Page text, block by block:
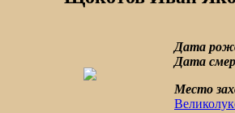
Дата
Дата
Место